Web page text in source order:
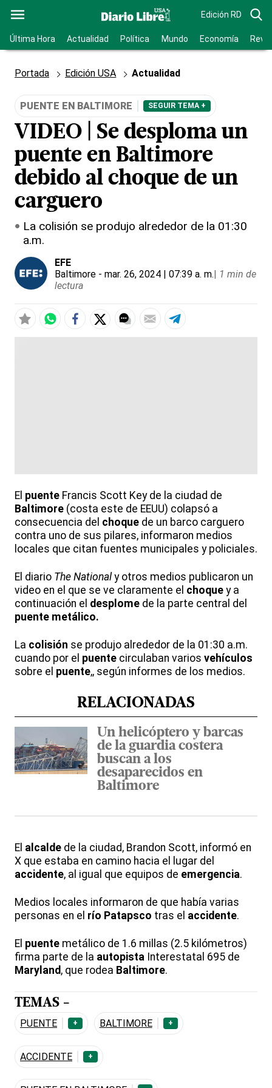
Edición RD
Última Hora Actualidad Política Mundo Economía
Portada Edición USA Actualidad
PUENTE EN BALTIMORE SEGUIR TEMA +
VIDEO | Se desploma un
puente en Baltimore
debido al choque de un
carguero
La colisión se produjo alrededor de la 01:30
a.m.
EFE
Baltimore - mar. 26, 2024 | 07:39 a. m.| 1 min de
lectura
El puente Francis Scott Key de la ciudad de
Baltimore (costa este de EEUU) colapsó a
consecuencia del choque de un barco carguero
contra uno de sus pilares, informaron medios
locales que citan fuentes municipales y policiales.
El diario The National y otros medios publicaron un
video en el que se ve claramente el choque y a
continuación el desplome de la parte central del
puente metálico.
La colisión se produjo alrededor de la 01:30 a.m.
cuando por el puente circulaban varios vehículos
sobre el puente,, según informes de los medios.
RELACIONADAS
Un helicóptero y barcas
de la guardia costera
buscan a los
desaparecidos en
Baltimore
El alcalde de la ciudad, Brandon Scott, informó en
X que estaba en camino hacia el lugar del
accidente, al igual que equipos de emergencia.
Medios locales informaron de que había varias
personas en el río Patapsco tras el accidente.
El puente metálico de 1.6 millas (2.5 kilómetros)
firma parte de la autopista Interestatal 695 de
Maryland , que rodea Baltimore.
TEMAS -
PUENTE + BALTIMORE +
ACCIDENTE +